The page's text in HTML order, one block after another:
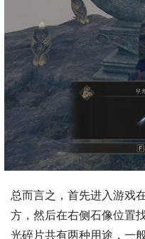
总而言之，首先进入游戏
方，然后在右侧石像位置
光碎片共有两种用途，一